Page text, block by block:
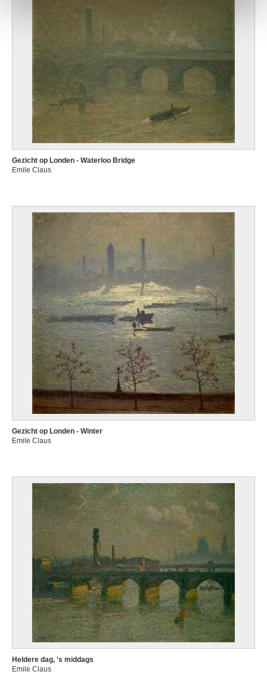
Gezicht op Londen - Waterloo Bridge
Emile Claus
Gezicht op Londen - Winter
Emile Claus
Heldere dag, 's middags
Emile Claus